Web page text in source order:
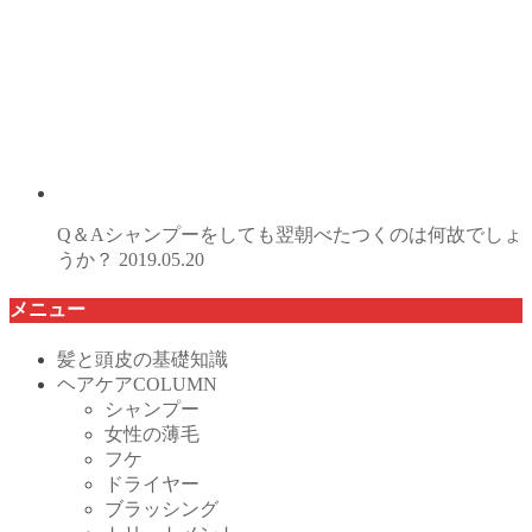
Q＆Aシャンプーをしても翌朝べたつくのは何故でしょ
うか？ 2019.05.20
メニュー
髪と頭皮の基礎知識
ヘアケアCOLUMN
シャンプー
女性の薄毛
フケ
ドライヤー
ブラッシング